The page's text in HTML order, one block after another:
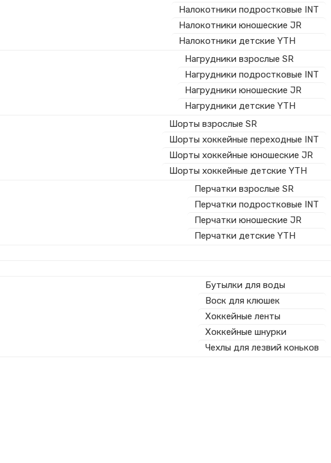
Налокотники подростковые INT
Налокотники юношеские JR
Налокотники детские YTH
Нагрудники взрослые SR
Нагрудники подростковые INT
Нагрудники юношеские JR
Нагрудники детские YTH
Шорты взрослые SR
Шорты хоккейные переходные INT
Шорты хоккейные юношеские JR
Шорты хоккейные детские YTH
Перчатки взрослые SR
Перчатки подростковые INT
Перчатки юношеские JR
Перчатки детские YTH
Бутылки для воды
Воск для клюшек
Хоккейные ленты
Хоккейные шнурки
Чехлы для лезвий коньков